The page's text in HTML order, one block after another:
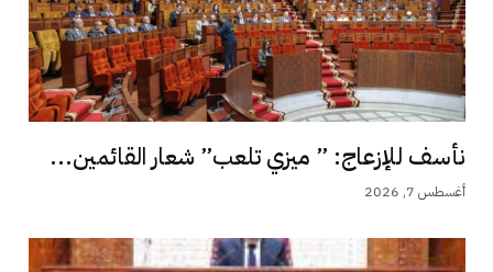
نأسف للإزعاج: ” ميزي تلعب” شعار القائمين...
أغسطس 7, 2026